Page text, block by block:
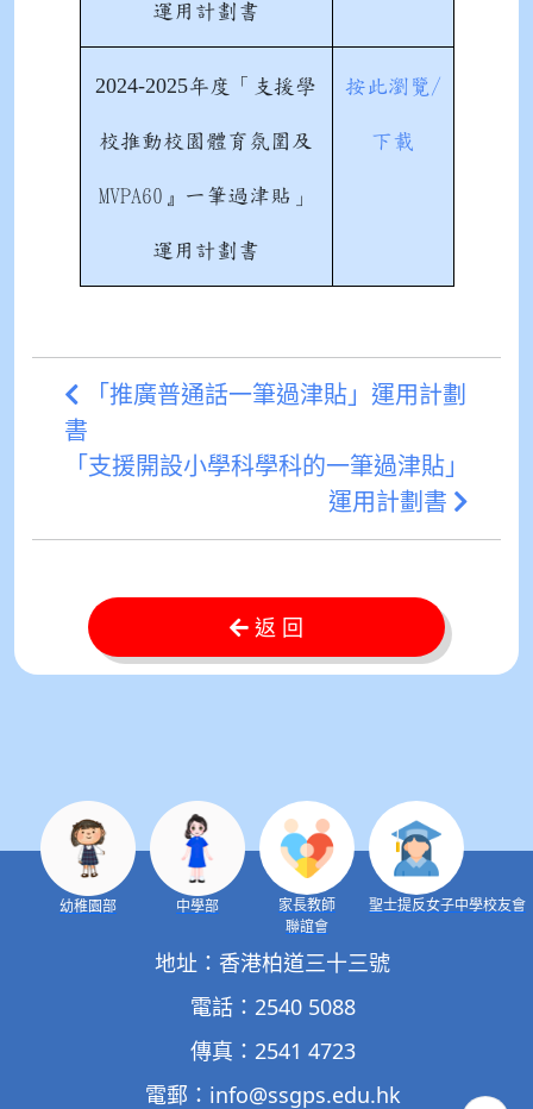
運用計劃書
2024-2025年度 「支援學
校推動校園體育氛圍及
MVPA60』一筆過津貼」
運用計劃書
按此瀏覽/
下載
「推廣普通話一筆過津貼」運用計劃
書
「支援開設小學科學科的一筆過津貼」
運用計劃書
返 回
地址：香港柏道三十三號
電話：2540 5088
傳真：2541 4723
電郵： info@ssgps.edu.hk
幼稚園部 中學部
家長教師
聯誼會
聖士提反女子中學校友會